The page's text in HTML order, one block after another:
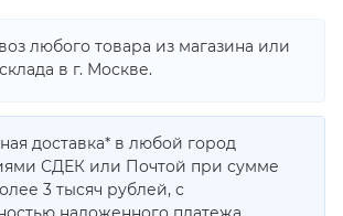
любого товара из магазина или
в г. Москве.
доставка* в любой город
СДЕК или Почтой при сумме
3 тысяч рублей, с